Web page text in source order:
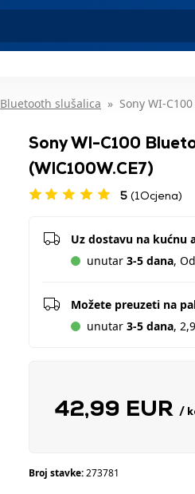
Bluetooth slušalica Sony WI-
Sony WI-C100
(WIC100W.CE7)
5 (1Ocjena)
Uz dostavu na kućnu
unutar 3-5 dana,
Možete preuzeti na
unutar 3-5 dana,
42,99 EUR /
Broj stavke:273781